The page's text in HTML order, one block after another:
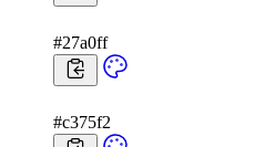
#27a0ff
#c375f2